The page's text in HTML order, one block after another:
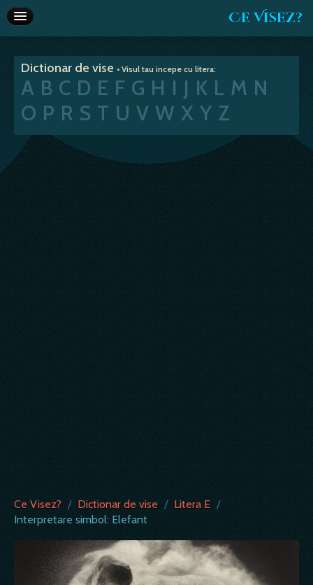
Ce Visez?
Interpretare vise
Articole
Va recomandam
Dictionar de vise • Visul tau incepe cu litera:
A B C D E F G H I J K L M N
O P R S T U V W X Y Z
Ce Visez? / Dictionar de vise / Litera E /
Interpretare simbol: Elefant